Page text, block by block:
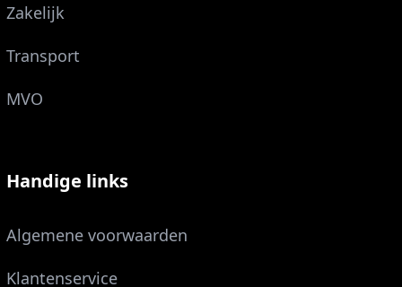
Zakelijk
Transport
MVO
Handige links
Algemene voorwaarden
Klantenservice